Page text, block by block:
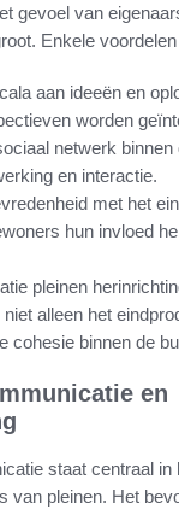
gevoel van
Enkele
aan ideeën en
worden
netwerk
en interactie.
met het
hun invloed
pleinen
alleen het
cohesie binnen de
en
staat centraal in
van pleinen. Het